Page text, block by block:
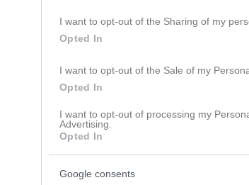
I want to opt-out of the Sharing of my
Opted In
I want to opt-out of the Sale of my
Opted In
I want to opt-out of processing my
Advertising.
Opted In
Google consents
Ehedauer.. liebe ..ja bin der Buhmann dank
nicht nach liebe ...so schnell geheiratet (was